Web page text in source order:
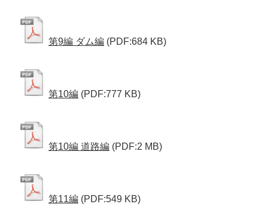
第9編 ダム編 (PDF:684 KB)
第10編 (PDF:777 KB)
第10編 道路編 (PDF:2 MB)
第11編 (PDF:549 KB)